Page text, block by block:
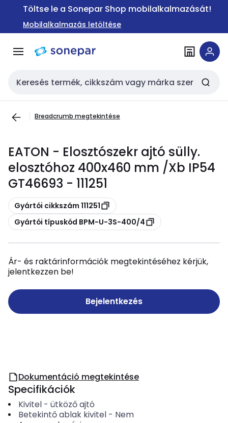
Ugrás a
Ugrás a
tartalomra
Töltse le a Sonepar Shop mobilalkalmazását!
Mobilalkalmazás letöltése
Keresési bemenet
Breadcrumb megtekintése
EATON - Elosztószekr ajtó sülly.
elosztóhoz 400x460 mm /Xb IP54
GT46693 - 111251
Másolás
Gyártói cikkszám 111251
Másolás
Gyártói típuskód BPM-U-3S-400/4
Ár- és raktárinformációk megtekintéséhez kérjük,
jelentkezzen be!
Bejelentkezés
Dokumentáció megtekintése
Specifikációk
Kivitel- ütköző ajtó
Betekintő ablak kivitel- Nem